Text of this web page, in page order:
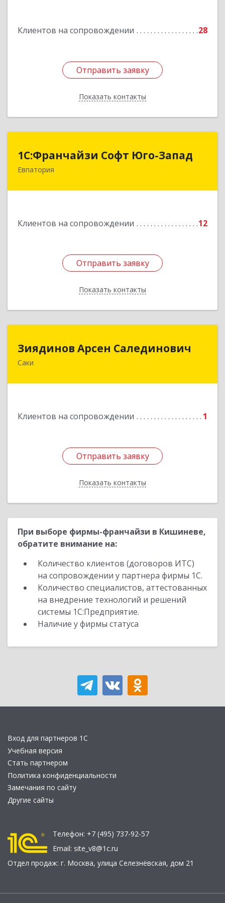
Клиентов на сопровождении 28
Отправить заявку
Показать контакты
Отправить заявку
Назад
1С:Франчайзи Софт Юго-Запад
Евпатория
Клиентов на сопровождении 12
Отправить заявку
Показать контакты
1С:Франчайзи Софт Юго-Запад
297407, Крым Респ, Евпатория г, Победы пр-кт,
Отправить заявку
Назад
Зиядинов Арсен Салединович
Саки
Клиентов на сопровождении 1
Отправить заявку
Показать контакты
Отправить заявку
Назад
При выборе фирмы-франчайзи в Кишиневе,
обратите внимание на:
Количество клиентов (договоров ИТС)
на сопровождении у партнера фирмы 1С.
Количество специалистов, аттестованных
на внедрение технологий и решений
системы 1С:Предприятие.
Наличие у фирмы статуса
Вход для партнеров 1С
Учебная версия
Стать партнером
Политика конфиденциальности
Замечания по сайту
Другие сайты
Телефон: +7 (495) 737-92-57
Email: site_v8@1c.ru
Отдел продаж: г. Москва, улица Селезнёвская, дом 21